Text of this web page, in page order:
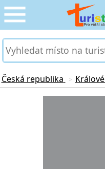
CESTOVÁNÍ
SLUŽBY & DOPRAVA
PRO TURISTY
Česká republika >